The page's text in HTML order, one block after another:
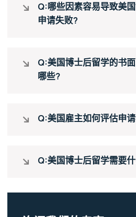
Q:哪些因素容易导致美
申请失败?
Q:美国博士后留学的书
哪些?
Q:美国雇主如何评估申
Q:美国博士后留学需要